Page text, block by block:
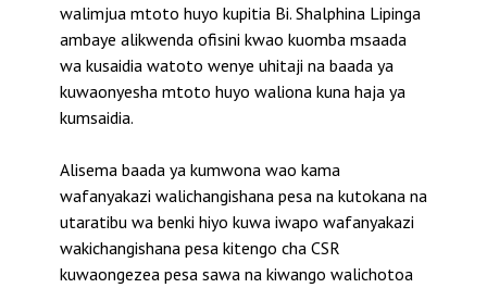
walimjua mtoto huyo kupitia Bi. Shalphina Lipinga
ambaye alikwenda ofisini kwao kuomba msaada
wa kusaidia watoto wenye uhitaji na baada ya
kuwaonyesha mtoto huyo waliona kuna haja ya
kumsaidia.
Alisema baada ya kumwona wao kama
wafanyakazi walichangishana pesa na kutokana na
utaratibu wa benki hiyo kuwa iwapo wafanyakazi
wakichangishana pesa kitengo cha CSR
kuwaongezea pesa sawa na kiwango walichotoa